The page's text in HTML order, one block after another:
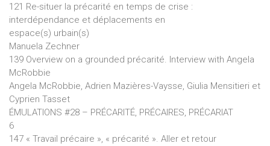
121 Re-situer la précarité en temps de crise :
interdépendance et déplacements en
espace(s) urbain(s)
Manuela Zechner
139 Overview on a grounded précarité. Interview with Angela
McRobbie
Angela McRobbie, Adrien Mazières-Vaysse, Giulia Mensitieri et
Cyprien Tasset
ÉMULATIONS #28 – PRÉCARITÉ, PRÉCAIRES, PRÉCARIAT
6
147 « Travail précaire », « précarité ». Aller et retour